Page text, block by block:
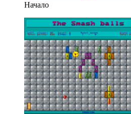
Начало